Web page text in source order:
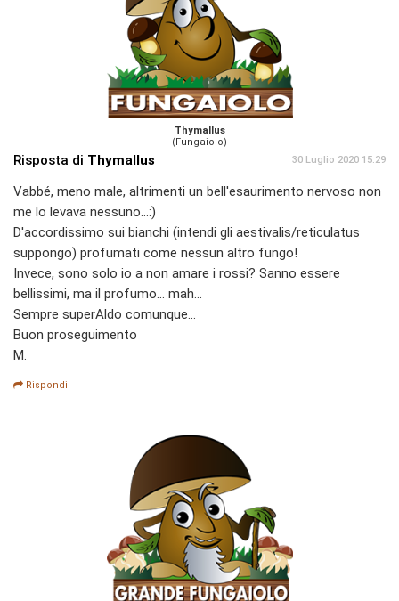
Thymallus
(Fungaiolo)
Risposta di Thymallus 30 Luglio 2020 15:29
Vabbé, meno male, altrimenti un bell'esaurimento nervoso non
me lo levava nessuno...:)
D'accordissimo sui bianchi (intendi gli aestivalis/reticulatus
suppongo) profumati come nessun altro fungo!
Invece, sono solo io a non amare i rossi? Sanno essere
bellissimi, ma il profumo... mah...
Sempre superAldo comunque...
Buon proseguimento
M.
Rispondi